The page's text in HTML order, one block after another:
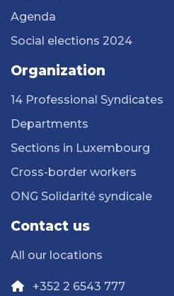
Agenda
Social elections 2024
Organization
14 Professional Syndicates
Departments
Sections in Luxembourg
Cross-border workers
ONG Solidarité syndicale
Contact us
All our locations
+352 2 6543 777